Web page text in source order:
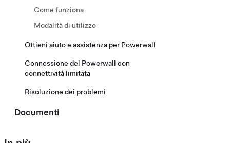
Come funziona
Modalità di utilizzo
Ottieni aiuto e assistenza per Powerwall
Connessione del Powerwall con
connettività limitata
Risoluzione dei problemi
Documenti